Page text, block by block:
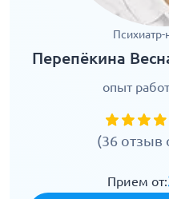
Психиатр-
Перепёкина
опыт
(36 отзыв
Прием от: